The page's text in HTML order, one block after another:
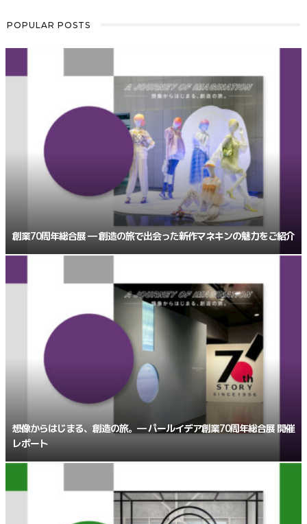
POPULAR POSTS
創業70周年総合展 ― 創造の旅で出会った新作マネキンの魅力をご紹介
想像からはじまる、創造の旅。― パールイデア創業70周年総合展 開催
レポート